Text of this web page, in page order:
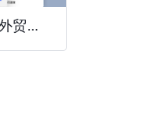
Zoho CRM案例集-外贸行业